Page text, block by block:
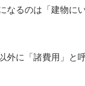
なるのは「建物に
外に「諸費用」と